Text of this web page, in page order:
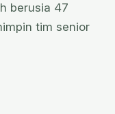
berusia 47
tim senior